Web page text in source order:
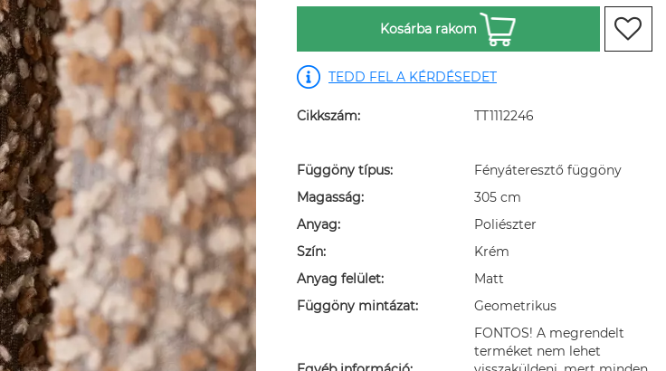
Kosárba rakom
TEDD FEL A KÉRDÉSEDET
Cikkszám: TT1112246
Függöny típus:
Fényáteresztő függöny
Magasság:
305 cm
Anyag:
Poliészter
Szín:
Krém
Anyag felület:
Matt
Függöny mintázat:
Geometrikus
FONTOS! A megrendelt
terméket nem lehet